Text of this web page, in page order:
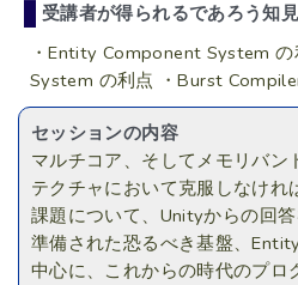
受講者が得られるであろう知
・Entity Component System
System の利点 ・Burst
セッションの内容
マルチコア、そしてメモリバン
テクチャにおいて克服しなけれ
課題について、Unityからの回
準備された恐るべき基盤、
中心に、これからの時代のプロ